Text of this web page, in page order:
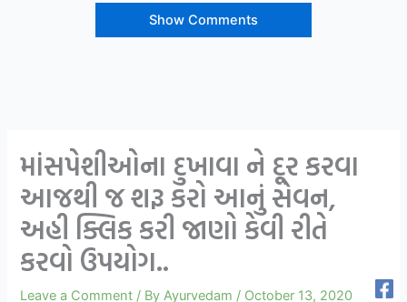
Show Comments
માંસપેશીઓના દુખાવા ને દૂર કરવા
આજથી જ શરૂ કરો આનું સેવન,
અહી ક્લિક કરી જાણો કેવી રીતે
કરવો ઉપયોગ..
Leave a Comment / By Ayurvedam / October 13, 2020